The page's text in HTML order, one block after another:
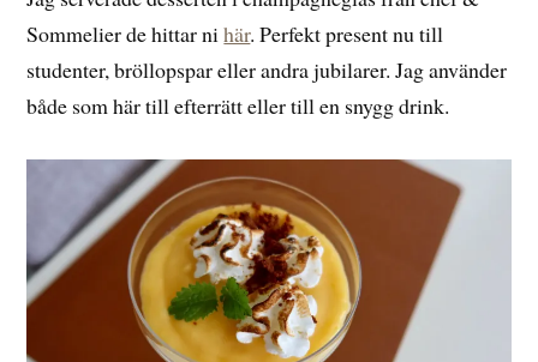
Sommelier de hittar nihär. Perfekt present nu till
studenter, bröllopspar eller andra jubilarer. Jag använder
både som här till efterrätt eller till en snygg drink.